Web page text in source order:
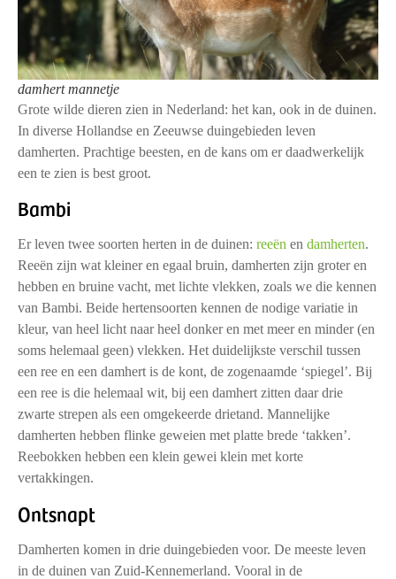
damhert mannetje
Grote wilde dieren zien in Nederland: het kan, ook in de duinen.
In diverse Hollandse en Zeeuwse duingebieden leven
damherten. Prachtige beesten, en de kans om er daadwerkelijk
een te zien is best groot.
Bambi
Er leven twee soorten herten in de duinen: reeën en damherten.
Reeën zijn wat kleiner en egaal bruin, damherten zijn groter en
hebben en bruine vacht, met lichte vlekken, zoals we die kennen
van Bambi. Beide hertensoorten kennen de nodige variatie in
kleur, van heel licht naar heel donker en met meer en minder (en
soms helemaal geen) vlekken. Het duidelijkste verschil tussen
een ree en een damhert is de kont, de zogenaamde ‘spiegel’. Bij
een ree is die helemaal wit, bij een damhert zitten daar drie
zwarte strepen als een omgekeerde drietand. Mannelijke
damherten hebben flinke geweien met platte brede ‘takken’.
Reebokken hebben een klein gewei klein met korte
vertakkingen.
Ontsnapt
Damherten komen in drie duingebieden voor. De meeste leven
in de duinen van Zuid-Kennemerland. Vooral in de